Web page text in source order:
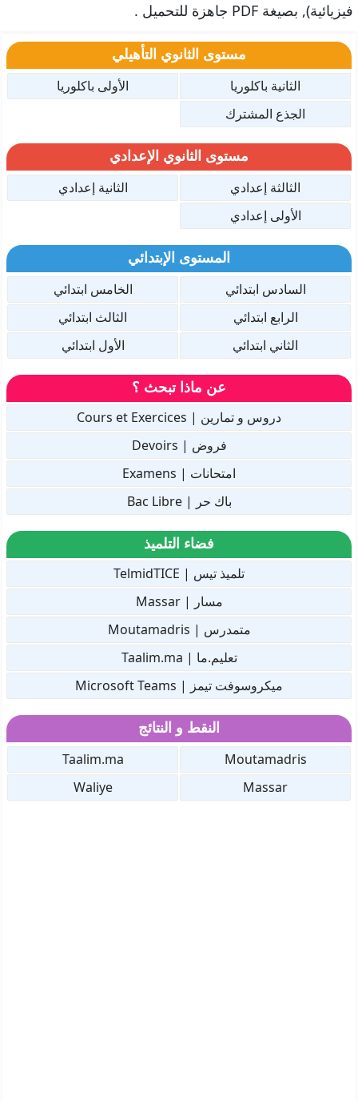
فيزيائية), بصيغة PDF جاهزة للتحميل .
مستوى الثانوي التأهيلي
الثانية باكلوريا
الأولى باكلوريا
الجذع المشترك
مستوى الثانوي الإعدادي
الثالثة إعدادي
الثانية إعدادي
الأولى إعدادي
المستوى الإبتدائي
السادس ابتدائي
الخامس ابتدائي
الرابع ابتدائي
الثالث ابتدائي
الثاني ابتدائي
الأول ابتدائي
عن ماذا تبحث ؟
دروس و تمارين | Cours et Exercices
فروض | Devoirs
امتحانات | Examens
باك حر | Bac Libre
فضاء التلميذ
تلميذ تيس | TelmidTICE
مسار | Massar
متمدرس | Moutamadris
تعليم.ما | Taalim.ma
ميكروسوفت تيمز | Microsoft Teams
النقط و النتائج
Moutamadris
Taalim.ma
Massar
Waliye